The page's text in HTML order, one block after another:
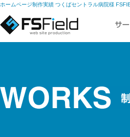
ホームページ制作実績 つくばセントラル病院様